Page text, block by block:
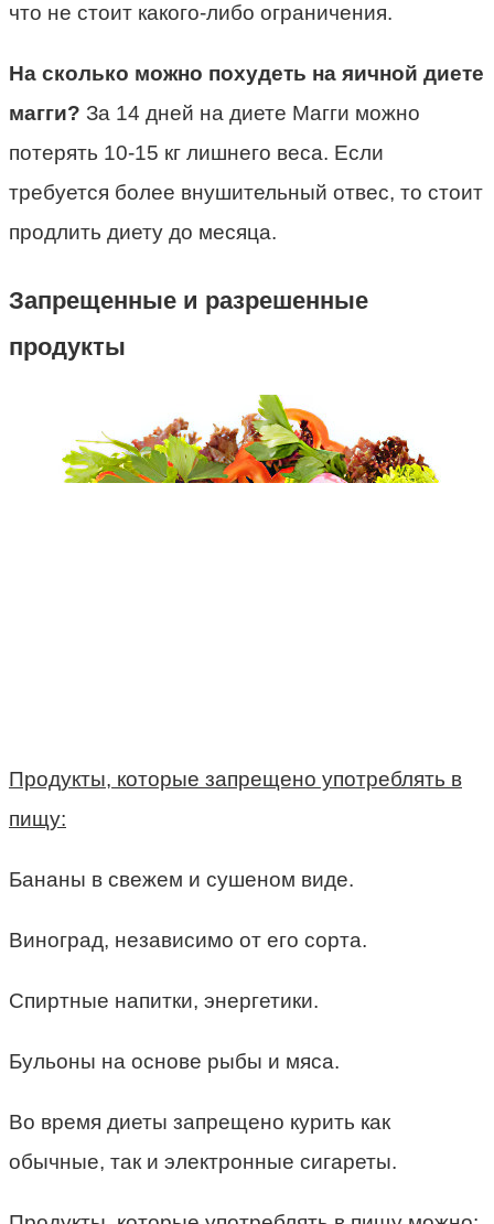
что не стоит какого-либо ограничения.
На сколько можно похудеть на яичной диете
магги? За 14 дней на диете Магги можно
потерять 10-15 кг лишнего веса. Если
требуется более внушительный отвес, то стоит
продлить диету до месяца.
Запрещенные и разрешенные
продукты
Продукты, которые запрещено употреблять в
пищу:
Бананы в свежем и сушеном виде.
Виноград, независимо от его сорта.
Спиртные напитки, энергетики.
Бульоны на основе рыбы и мяса.
Во время диеты запрещено курить как
обычные, так и электронные сигареты.